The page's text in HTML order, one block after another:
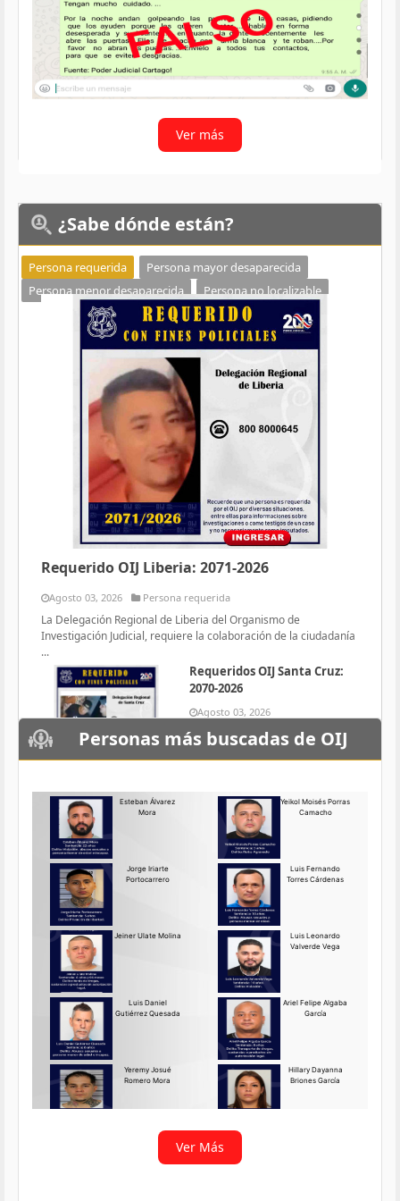
Ver más
¿Sabe dónde están?
Persona requerida
Persona mayor desaparecida
Persona menor desaparecida
Persona no localizable
Requerido OIJ Liberia: 2071-2026
Agosto 03, 2026 Persona requerida
La Delegación Regional de Liberia del Organismo de
Investigación Judicial, requiere la colaboración de la ciudadanía
...
Requeridos OIJ Santa Cruz:
2070-2026
Agosto 03, 2026
Persona requerida
La Delegación Regional de Santa
Requerido OIJ Puntarenas:
2069-2026
Agosto 03, 2026
Persona requerida
La Delegación Regional de
Puntarenas del Organismo de
Investigación
Ver más
Personas más buscadas de OIJ
Ver Más